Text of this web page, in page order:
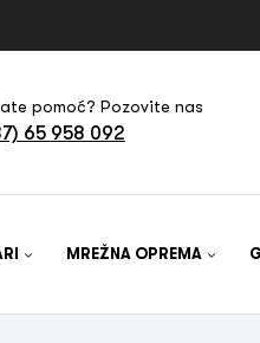
pomoć? Pozovite nas
65 958 092
MREŽNA OPREMA